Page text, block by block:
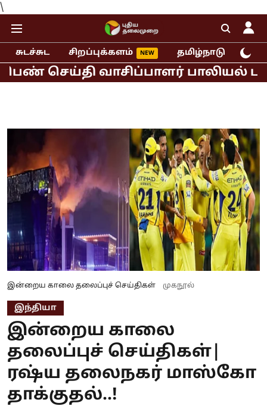
\
சுடச்சுட சிறப்புக்களம் தமிழ்நாடு
வாசிப்பாளர் பாலியல் புகார்!
இன்றைய காலை தலைப்புச் செய்திகள் முகநூல்
இந்தியா
இன்றைய காலை
தலைப்புச் செய்திகள்|
ரஷ்ய தலைநகர் மாஸ்கோ
தாக்குதல்..!